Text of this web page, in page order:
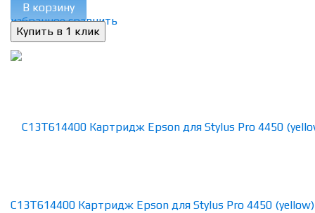
избранное сравнить
В корзину
C13T614400 Картридж Epson для Stylus Pro 4450 (yellow)